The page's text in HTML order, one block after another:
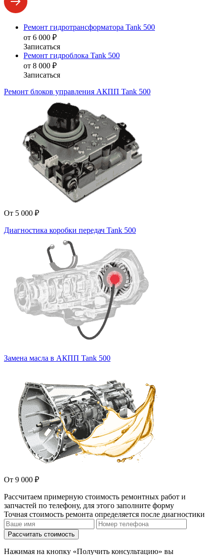
Ремонт гидротрансформатора Tank 500
от 6 000 ₽
Записаться
Ремонт гидроблока Tank 500
от 8 000 ₽
Записаться
Ремонт блоков управления АКПП Tank 500
От 5 000 ₽
Диагностика коробки передач Tank 500
Замена масла в АКПП Tank 500
От 9 000 ₽
Рассчитаем примерную стоимость ремонтных работ и
запчастей по телефону, для этого заполните форму
Точная стоимость ремонта определяется после диагностики
Рассчитать стоимость
Нажимая на кнопку «Получить консультацию» вы